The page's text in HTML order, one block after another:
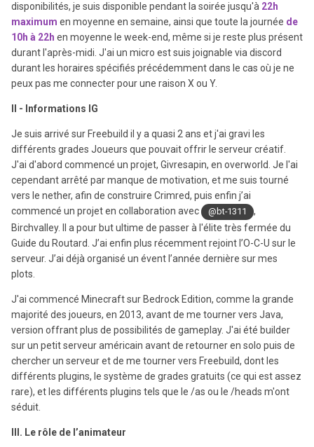
disponibilités, je suis disponible pendant la soirée jusqu'à 22h
maximum en moyenne en semaine, ainsi que toute la journée de
10h à 22h en moyenne le week-end, même si je reste plus présent
durant l'après-midi. J'ai un micro est suis joignable via discord
durant les horaires spécifiés précédemment dans le cas où je ne
peux pas me connecter pour une raison X ou Y.
II - Informations IG
Je suis arrivé sur Freebuild il y a quasi 2 ans et j'ai gravi les
différents grades Joueurs que pouvait offrir le serveur créatif.
J'ai d'abord commencé un projet, Givresapin, en overworld. Je l'ai
cependant arrêté par manque de motivation, et me suis tourné
vers le nether, afin de construire Crimred, puis enfin j’ai
commencé un projet en collaboration avec
@bt-1311
,
Birchvalley. Il a pour but ultime de passer à l'élite très fermée du
Guide du Routard. J’ai enfin plus récemment rejoint l’O-C-U sur le
serveur. J’ai déjà organisé un évent l’année dernière sur mes
plots.
J'ai commencé Minecraft sur Bedrock Edition, comme la grande
majorité des joueurs, en 2013, avant de me tourner vers Java,
version offrant plus de possibilités de gameplay. J'ai été builder
sur un petit serveur américain avant de retourner en solo puis de
chercher un serveur et de me tourner vers Freebuild, dont les
différents plugins, le système de grades gratuits (ce qui est assez
rare), et les différents plugins tels que le /as ou le /heads m'ont
séduit.
III. Le rôle de l’animateur